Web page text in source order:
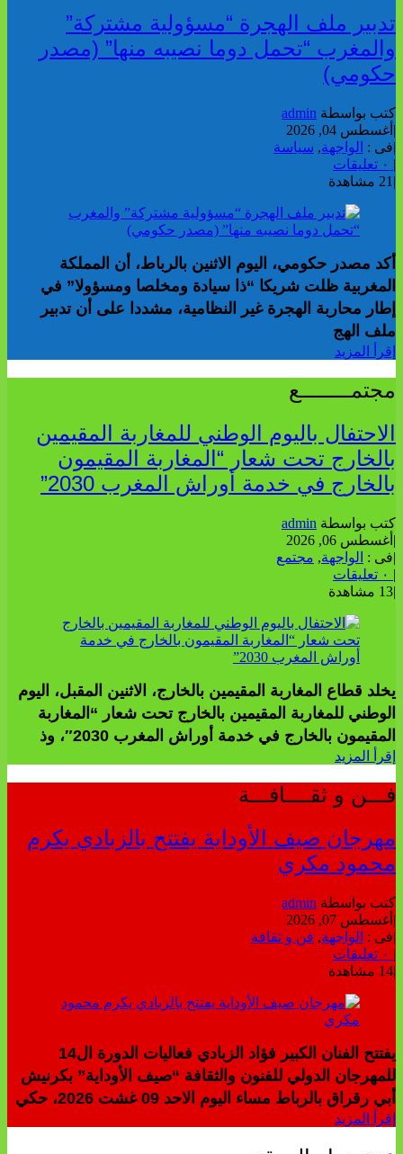
تدبير ملف الهجرة “مسؤولية مشتركة”
والمغرب “تحمل دوما نصيبه منها” (مصدر
حكومي)
كتب بواسطة admin
| أغسطس 04, 2026
|فى : الواجهة, سياسة
|
| 21 مشاهدة
أكد مصدر حكومي، اليوم الاثنين بالرباط، أن المملكة
المغربية ظلت شريكا “ذا سيادة ومخلصا ومسؤولا” في
إطار محاربة الهجرة غير النظامية، مشددا على أن تدبير
ملف الهج
إقرأ المزيد
مجتمــــــــع
الاحتفال باليوم الوطني للمغاربة المقيمين
بالخارج تحت شعار “المغاربة المقيمون
بالخارج في خدمة أوراش المغرب 2030”
كتب بواسطة admin
| أغسطس 06, 2026
|فى : الواجهة, مجتمع
|
|13 مشاهدة
يخلد قطاع المغاربة المقيمين بالخارج، الاثنين المقبل، اليوم
الوطني للمغاربة المقيمين بالخارج تحت شعار “المغاربة
المقيمون بالخارج في خدمة أوراش المغرب 2030″، وذ
إقرأ المزيد
فـــن و ثقــــافـــة
مهرجان صيف الأوداية يفتتح بالزبادي يكرم
محمود مكري
كتب بواسطة admin
| أغسطس 07, 2026
|فى : الواجهة, فن و ثقافة
|
|14 مشاهدة
يفتتح الفنان الكبير فؤاد الزبادي فعاليات الدورة ال14
للمهرجان الدولي للفنون والثقافة “صيف الأوداية” بكرنيش
أبي رقراق بالرباط مساء اليوم الاحد 09 غشت 2026، حكي
إقرأ المزيد